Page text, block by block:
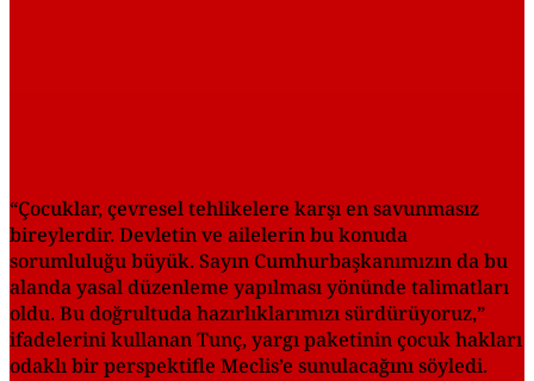
“Çocuklar, çevresel tehlikelere karşı en savunmasız
bireylerdir. Devletin ve ailelerin bu konuda
sorumluluğu büyük. Sayın Cumhurbaşkanımızın da bu
alanda yasal düzenleme yapılması yönünde talimatları
oldu. Bu doğrultuda hazırlıklarımızı sürdürüyoruz,”
ifadelerini kullanan Tunç, yargı paketinin çocuk hakları
odaklı bir perspektifle Meclis’e sunulacağını söyledi.